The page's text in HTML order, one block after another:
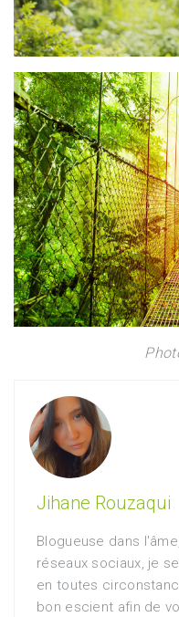
Jihane Rouzaqui
Blogueuse dans
réseaux sociaux, je
en toutes
bon escient afin de